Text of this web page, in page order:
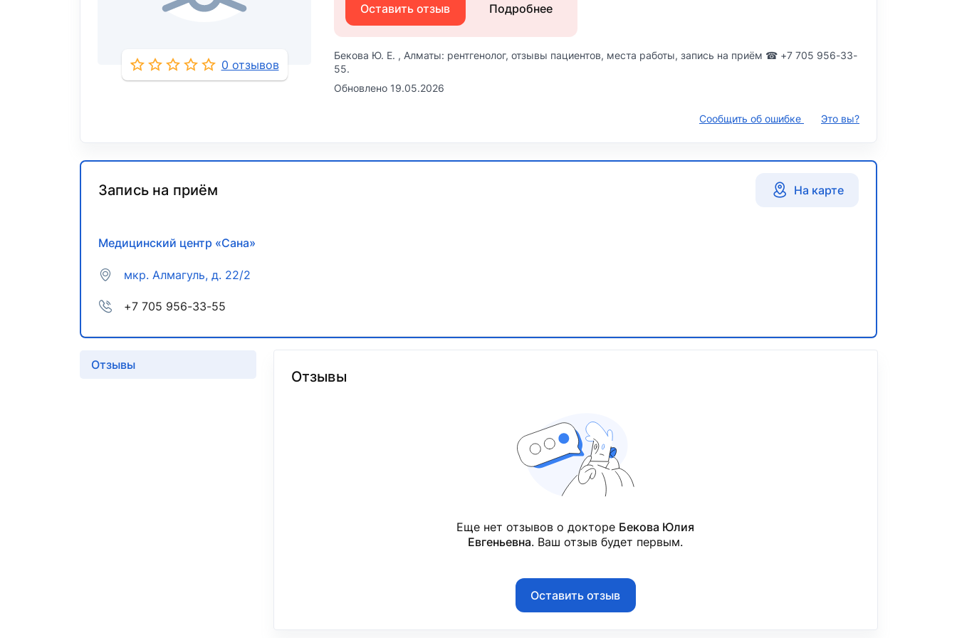
0 отзывов
Оставить отзыв Подробнее
Бекова Ю. Е. , Алматы: рентгенолог, отзывы пациентов, места работы, запись на приём ☎ +7 705 956-33-
55.
Обновлено 19.05.2026
Сообщить об ошибке Это вы?
Запись на приём На карте
Медицинский центр «Сана»
мкр. Алмагуль, д. 22/2
+7 705 956-33-55
Отзывы
Отзывы
Еще нет отзывов о докторе Бекова Юлия
Евгеньевна. Ваш отзыв будет первым.
Оставить отзыв